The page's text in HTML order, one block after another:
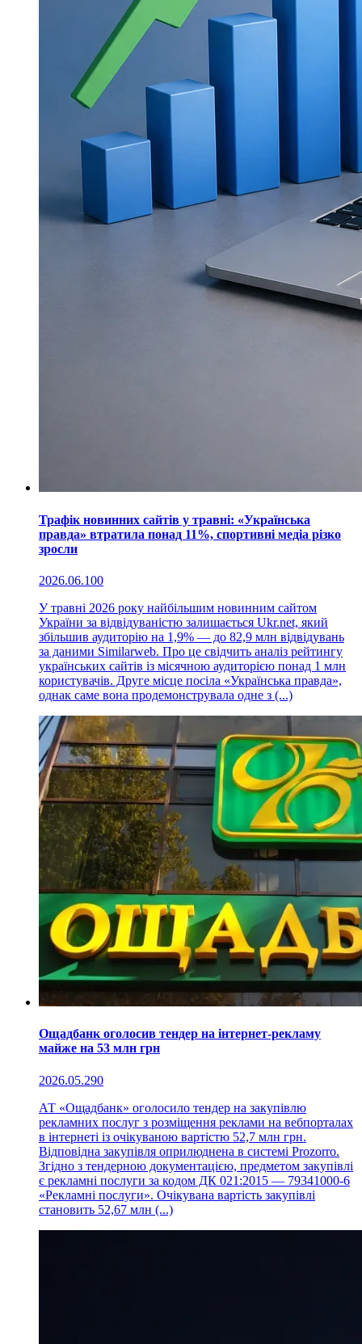
Трафік новинних сайтів у травні: «Українська
правда» втратила понад 11%, спортивні медіа різко
зросли
2026.06.100
У травні 2026 року найбільшим новинним сайтом
України за відвідуваністю залишається Ukr.net, який
збільшив аудиторію на 1,9% — до 82,9 млн відвідувань
за даними Similarweb. Про це свідчить аналіз рейтингу
українських сайтів із місячною аудиторією понад 1 млн
користувачів. Друге місце посіла «Українська правда»,
однак саме вона продемонструвала одне з (...)
Ощадбанк оголосив тендер на інтернет-рекламу
майже на 53 млн грн
2026.05.290
АТ «Ощадбанк» оголосило тендер на закупівлю
рекламних послуг з розміщення реклами на вебпорталах
в інтернеті із очікуваною вартістю 52,7 млн грн.
Відповідна закупівля оприлюднена в системі Prozorro.
Згідно з тендерною документацією, предметом закупівлі
є рекламні послуги за кодом ДК 021:2015 — 79341000-6
«Рекламні послуги». Очікувана вартість закупівлі
становить 52,67 млн (...)